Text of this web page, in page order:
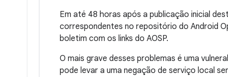
Em até 48 horas após a publicação inicial
correspondentes no repositório do Android
boletim com os links do AOSP.
O mais grave desses problemas é uma
pode levar a uma negação de serviço local